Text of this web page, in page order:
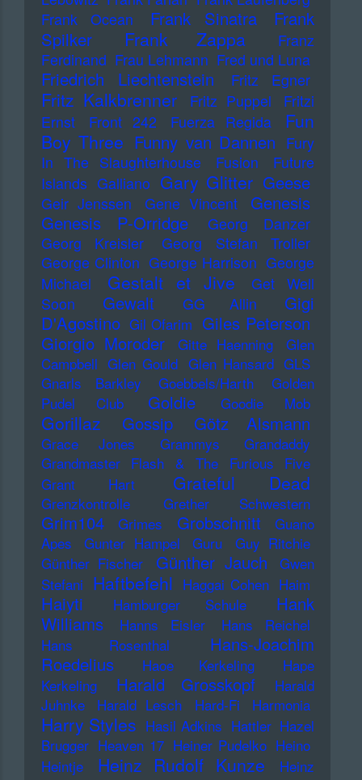
Frank Ocean
Frank Sinatra
Frank
Spilker
Frank Zappa
Franz
Ferdinand Frau Lehmann Fred und Luna
Friedrich Liechtenstein Fritz Egner
Fritz Kalkbrenner Fritz Puppel
Fritzi
Ernst
Front 242 Fuerza Regida
Fun
Boy Three Funny van Dannen Fury
In The Slaughterhouse
Fusion
Future
Islands Galliano Gary Glitter Geese
Geir Jenssen Gene Vincent
Genesis
Genesis P-Orridge
Georg Danzer
Georg Kreisler
Georg Stefan Troller
George Clinton George Harrison George
Michael
Gestalt et Jive
Get Well
Soon
Gewalt GG Allin
Gigi
D'Agostino Gil Ofarim Giles Peterson
Giorgio Moroder
Gitte Haenning
Glen
Campbell Glen Gould Glen Hansard GLS
Gnarls Barkley
Goebbels/Harth
Golden
Pudel Club
Goldie Goodie Mob
Gorillaz Gossip Götz Alsmann
Grace Jones Grammys
Grandaddy
Grandmaster Flash & The Furious Five
Grant Hart
Grateful Dead
Grenzkontrolle Grether Schwestern
Grim104 Grimes Grobschnitt
Guano
Apes
Gunter Hampel Guru
Guy Ritchie
Günther Fischer
Günther Jauch
Gwen
Stefani Haftbefehl Haggai Cohen Haim
Haiyti Hamburger Schule
Hank
Williams
Hanns Eisler
Hans Reichel
Hans Rosenthal
Hans-Joachim
Roedelius
Haoe Kerkeling
Hape
Kerkeling
Harald Grosskopf
Harald
Juhnke
Harald Lesch Hard-Fi Harmonia
Harry Styles Hasil Adkins Hattler Hazel
Brugger Heaven 17 Heiner Pudelko Heino
Heintje
Heinz Rudolf Kunze
Heinz